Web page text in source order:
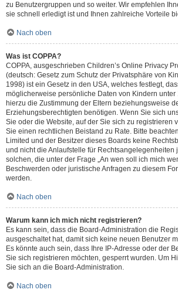
zu Benutzergruppen und so weiter. Wir empfehlen
sie schnell erledigt ist und Ihnen zahlreiche Vorteile
Nach oben
Was ist COPPA?
COPPA, ausgeschrieben Children’s Online Privacy
(deutsch: Gesetz zum Schutz der Privatsphäre von
1998) ist ein Gesetz in den USA, welches festlegt,
möglicherweise persönliche Daten von Kindern
hierzu die Zustimmung der Eltern beziehungsweise
Erziehungsberechtigten benötigen. Wenn Sie sich
Sie oder die Website, auf der Sie sich zu registrieren
Sie einen rechtlichen Beistand zu Rate. Bitte
Limited und der Besitzer dieses Boards keine
und nicht die Anlaufstelle für Rechtsangelegenheiten
solchen, die unter der Frage „An wen soll ich mich
Beschwerden oder juristische Anfragen zu diesem
werden.
Nach oben
Warum kann ich mich nicht registrieren?
Es kann sein, dass die Board-Administration die
ausgeschaltet hat, damit sich keine neuen Benutzer
Es könnte auch sein, dass Ihre IP-Adresse oder der
Sie sich registrieren möchten, gesperrt wurden. Um
Sie sich an die Board-Administration.
Nach oben